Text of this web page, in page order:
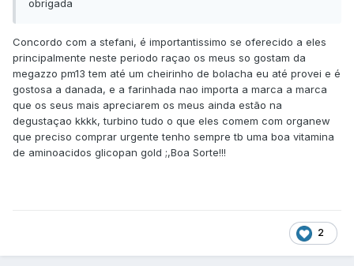
obrigada
Concordo com a stefani, é importantissimo se oferecido a eles
principalmente neste periodo raçao os meus so gostam da
megazzo pm13 tem até um cheirinho de bolacha eu até provei e é
gostosa a danada, e a farinhada nao importa a marca a marca
que os seus mais apreciarem os meus ainda estão na
degustaçao kkkk, turbino tudo o que eles comem com organew
que preciso comprar urgente tenho sempre tb uma boa vitamina
de aminoacidos glicopan gold ;,Boa Sorte!!!
2